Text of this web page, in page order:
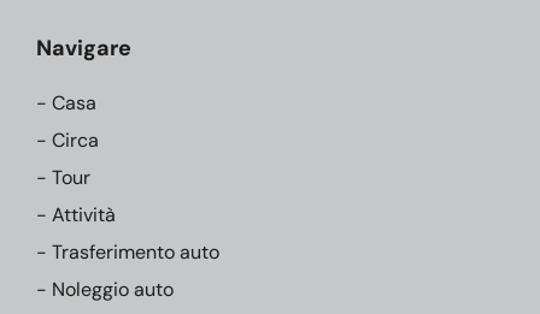
Navigare
- Casa
- Circa
- Tour
- Attività
- Trasferimento auto
- Noleggio auto